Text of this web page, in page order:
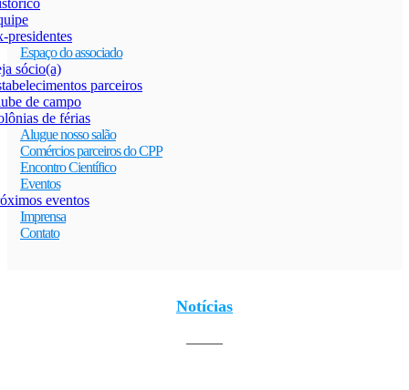
presidentes
Espaço do associado
sócio(a)
parceiros
de campo
de férias
Alugue nosso salão
Comércios parceiros do CPP
Encontro Científico
Eventos
eventos
Imprensa
Contato
Notícias